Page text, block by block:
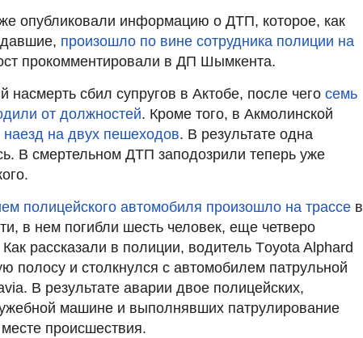
опубликовали информацию о ДТП, которое, как
произошло по вине сотрудника полиции на
прокомментировали в ДП Шымкента.
насмерть сбил супругов в Актобе, после чего семь
от должностей. Кроме того, в Акмолинской
на двух пешеходов. В результате одна
В смертельном ДТП заподозрили теперь уже
полицейского автомобиля произошло на трассе в
в нем погибли шесть человек, еще четверо
рассказали в полиции, водитель Тoyota Alphard
полосу и столкнулся с автомобилем патрульной
В результате аварии двое полицейских,
машине и выполнявших патрулирование
происшествия.